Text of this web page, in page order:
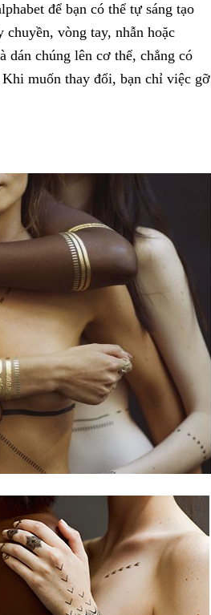
để bạn có thể tự sáng tạo
vòng tay, nhẫn hoặc
dán chúng lên cơ thể, chẳng có
muốn thay đổi, bạn chỉ việc gỡ